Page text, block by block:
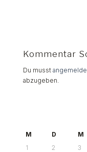
Kommentar
Du musst
abzugeben.
M
D M
1
2 3